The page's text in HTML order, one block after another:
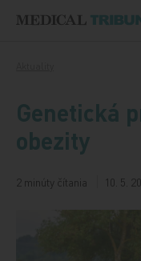
Genetická
obezity
2 minúty čítania 10. 5.